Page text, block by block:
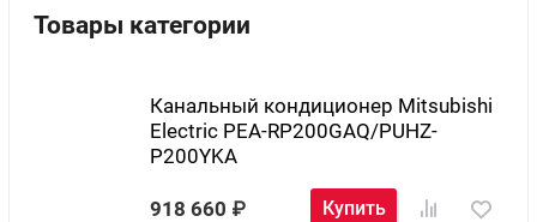
Товары категории
Канальный кондиционер Mitsubishi
Electric PEA-RP200GAQ/PUHZ-
P200YKA
918 660 Купить